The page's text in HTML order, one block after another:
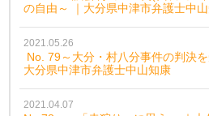
の自由～ ｜大分県中津市弁護士中
2021.05.26
No. 79～大分・村八分事件の判決を
大分県中津市弁護士中山知康
2021.04.07